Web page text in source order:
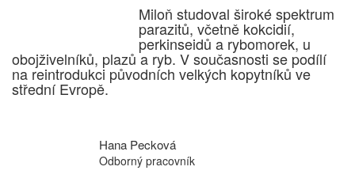
Miloň studoval široké spektrum
parazitů, včetně kokcidií,
perkinseidů a rybomorek, u
obojživelníků, plazů a ryb. V současnosti se podílí
na reintrodukci původních velkých kopytníků ve
střední Evropě.
Hana Pecková
Odborný pracovník